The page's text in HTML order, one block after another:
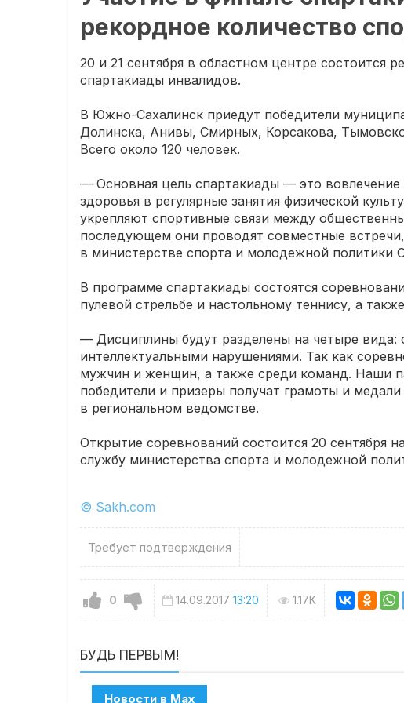
рекордное количество
20 и 21 сентября в областном центре состоится
спартакиады инвалидов.
В Южно-Сахалинск приедут победители
Долинска, Анивы, Смирных, Корсакова,
Всего около 120 человек.
— Основная цель спартакиады — это
здоровья в регулярные занятия физической
укрепляют спортивные связи между
последующем они проводят совместные
в министерстве спорта и молодежной политики
В программе спартакиады состоятся
пулевой стрельбе и настольному теннису, а
— Дисциплины будут разделены на четыре вида:
интеллектуальными нарушениями. Так как
мужчин и женщин, а также среди команд. Наши
победители и призеры получат грамоты и
в региональном ведомстве.
Открытие соревнований состоится 20 сентября
службу министерства спорта и молодежной
© Sakh.com
Требует подтверждения
0 14.09.2017 13:20 1.17K
БУДЬ ПЕРВЫМ!